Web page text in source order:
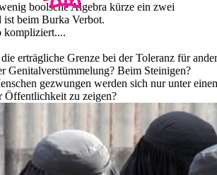
boolsche Algebra kürze ein zwei
ist beim Burka Verbot.
kompliziert....
erträgliche Grenze bei der Toleranz für
Genitalverstümmelung? Beim Steinigen?
gezwungen werden sich nur unter
Öffentlichkeit zu zeigen?